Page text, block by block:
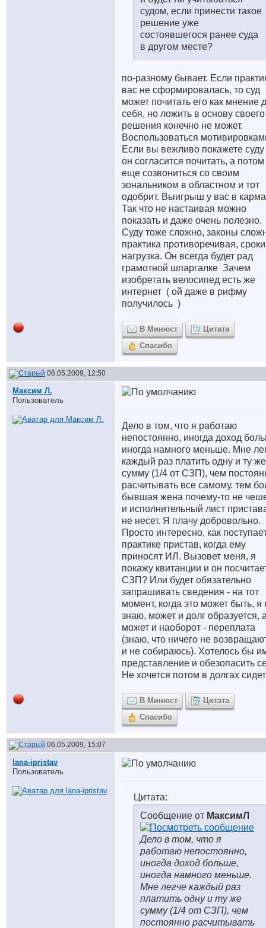
судом, если принести такое
решение уже
состоявшегося ранее суда
в другом месте?
по-разному бывает. Если
вас не сформировалась, то суд
может почитать его как мнение
себя, но ложить в основу своего
решения конечно не может.
Воспользоваться
Если вы вежливо покажете суду
он согласится почитать, а потом
еще созвониться со своим
зональником в областном и тот
одобрит. Выигрыш у вас в
Так что не настаивая можно
показать и даже очень полезно.
Суду тоже сложно, законы
практика противоречивая,
нагрузка. Он всегда будет рад
грамотной шпаргалке Зачем
изобретать велосипед есть же
интернет ( ой даже в рифму
получилось )
В Минюст
Цитата
Спасибо
06.05.2009, 12:50
Максим Л.
Пользователь
Дело в том, что я работаю
непостоянно, иногда доход
иногда намного меньше. Мне
каждый раз платить одну и ту же
сумму (1/4 от СЗП), чем
расчитывать все самому. тем
бывшая жена почему-то не
и исполнительный лист
не несет. Я плачу добровольно.
Просто интересно, как
практике пристав, когда ему
приносят ИЛ. Вызовет меня, я
покажу квитанции и он
СЗП? Или будет обязательно
запрашивать сведения - на тот
момент, когда это может быть, я
знаю, может и долг образуется,
может и наоборот - переплата
(знаю, что ничего не
и не собираюсь). Хотелось бы
представление и обезопасить
Не хочется потом в долгах
В Минюст
Цитата
Спасибо
06.05.2009, 15:07
lana-ipristav
Пользователь
Цитата:
Сообщение от МаксимЛ
Дело в том, что я
работаю непостоянно,
иногда доход больше,
иногда намного меньше.
Мне легче каждый раз
платить одну и ту же
сумму (1/4 от СЗП), чем
постоянно расчитывать